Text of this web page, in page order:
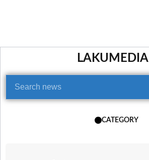
LAKUMEDIA
CATEGORY